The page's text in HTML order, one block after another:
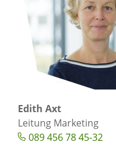
Edith Axt
Leitung Marketing
089 456 78 45-32